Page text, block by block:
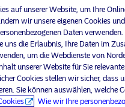
auf unserer Website, um Ihre
wir unsere eigenen Cookies
Daten
uns die Erlaubnis, Ihre Daten im
um die Webdienste von
unserer Website für Sie
Cookies stellen wir sicher, dass
Sie können auswählen, welche
Wie wir Ihre